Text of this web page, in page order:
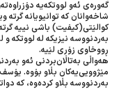
گەورەی ئەو لووتکەیە
شاخەوانان کە توانیویانە
کوالێتی(کیفیت) باشی نییە
بەردنووسە نیزیکە لە لووتکە
ڕووخاوی زۆری لێیە.
مێژوویی‌یە‌کان بڵاو بۆوە.